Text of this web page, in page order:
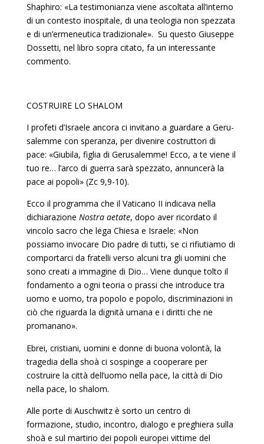
Shaphiro: «La testimonian­za viene ascoltata all’interno
di un contesto inospitale, di una teologia non spezzata
e di un’ermeneutica tradizionale». Su questo Giuseppe
Dossetti, nel libro sopra citato, fa un interes­sante
commento.
COSTRUIRE LO SHALOM
I profeti d’Israele ancora ci invitano a guardare a Geru­
salemme con speranza, per divenire costruttori di
pace: «Giubila, figlia di Gerusalemme! Ecco, a te viene il
tuo re… l’arco di guerra sarà spezzato, annuncerà la
pace ai popoli» (Zc 9,9-10).
Ecco il programma che il Vaticano II indicava nella
dichia­razione Nostra aetate, dopo aver ricordato il
vincolo sacro che lega Chiesa e Israele: «Non
possiamo invocare Dio padre di tutti, se ci rifiutiamo di
comportarci da fratelli verso alcuni tra gli uomini che
sono creati a immagine di Dio… Viene dunque tolto il
fondamento a ogni teoria o prassi che introduce tra
uo­mo e uomo, tra popolo e popolo, discriminazioni in
ciò che ri­guarda la dignità umana e i diritti che ne
promanano».
Ebrei, cristiani, uomini e donne di buona volontà, la
trage­dia della shoà ci sospinge a cooperare per
costruire la città del­l’uomo nella pace, la città di Dio
nella pace, lo shalom.
Alle porte di Auschwitz è sorto un centro di
formazione, studio, incontro, dialogo e preghiera sulla
shoà e sul martirio dei popoli europei vittime del